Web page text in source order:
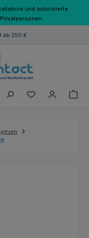
und autorisierte
ab 250 €
Du hast 0